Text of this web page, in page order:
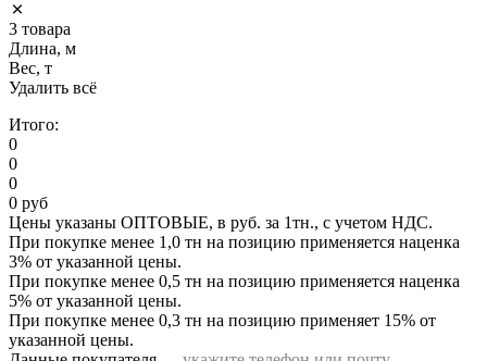
3 товара
Длина, м
Вес, т
Удалить всё
Итого:
0
0
0
0 руб
Цены указаны ОПТОВЫЕ, в руб. за 1тн., с учетом НДС.
При покупке менее 1,0 тн на позицию применяется наценка
3% от указанной цены.
При покупке менее 0,5 тн на позицию применяется наценка
5% от указанной цены.
При покупке менее 0,3 тн на позицию применяет 15% от
указанной цены.